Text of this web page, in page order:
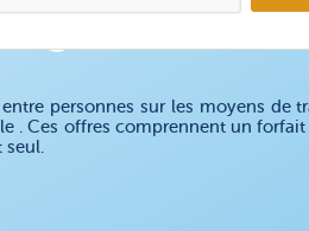
personnes sur les moyens de
. Ces offres comprennent un
seul.